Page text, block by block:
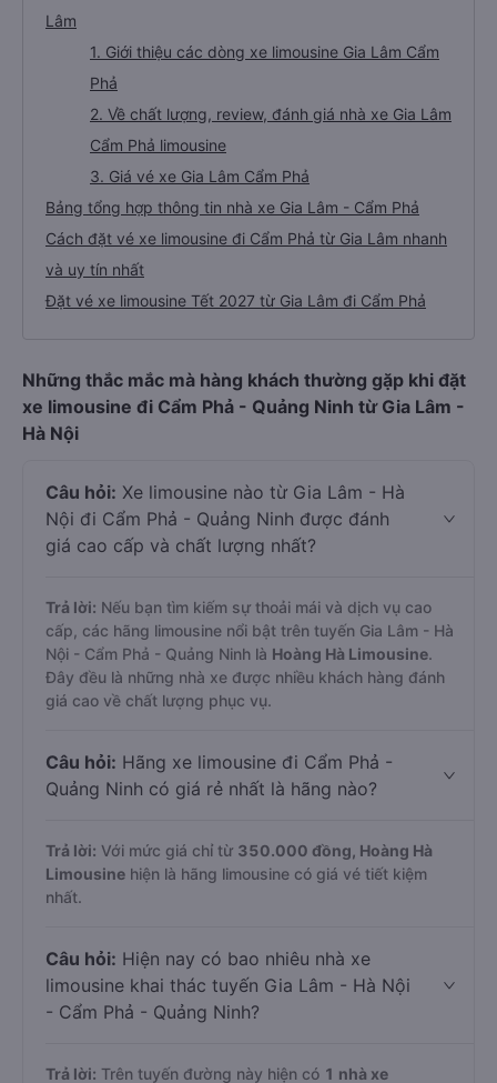
Lâm
1. Giới thiệu các dòng xe limousine Gia Lâm Cẩm
Phả
2. Về chất lượng, review, đánh giá nhà xe Gia Lâm
Cẩm Phả limousine
3. Giá vé xe Gia Lâm Cẩm Phả
Bảng tổng hợp thông tin nhà xe Gia Lâm - Cẩm Phả
Cách đặt vé xe limousine đi Cẩm Phả từ Gia Lâm nhanh
và uy tín nhất
Đặt vé xe limousine Tết 2027 từ Gia Lâm đi Cẩm Phả
Những thắc mắc mà hàng khách thường gặp khi đặt
xe limousine đi Cẩm Phả - Quảng Ninh từ Gia Lâm -
Hà Nội
Câu hỏi: Xe limousine nào từ Gia Lâm - Hà
Nội đi Cẩm Phả - Quảng Ninh được đánh
giá cao cấp và chất lượng nhất?
Trả lời: Nếu bạn tìm kiếm sự thoải mái và dịch vụ cao
cấp, các hãng limousine nổi bật trên tuyến Gia Lâm - Hà
Nội - Cẩm Phả - Quảng Ninh là Hoàng Hà Limousine.
Đây đều là những nhà xe được nhiều khách hàng đánh
giá cao về chất lượng phục vụ.
Câu hỏi: Hãng xe limousine đi Cẩm Phả -
Quảng Ninh có giá rẻ nhất là hãng nào?
Trả lời: Với mức giá chỉ từ 350.000 đồng, Hoàng Hà
Limousine hiện là hãng limousine có giá vé tiết kiệm
nhất.
Câu hỏi: Hiện nay có bao nhiêu nhà xe
limousine khai thác tuyến Gia Lâm - Hà Nội
- Cẩm Phả - Quảng Ninh?
Trả lời: Trên tuyến đường này hiện có 1 nhà xe